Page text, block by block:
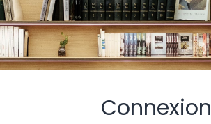
Connexion